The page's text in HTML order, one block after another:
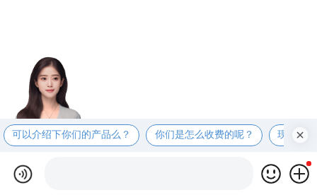
可以介绍下你们的产品么？ 你们是怎么收费的呢？ 现在有